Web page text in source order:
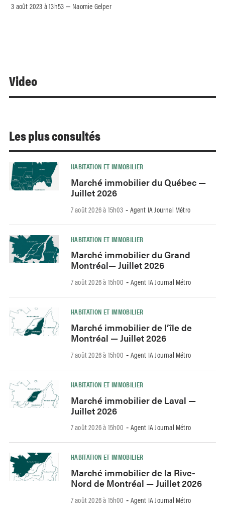
3 août 2023 à 13h53 – Naomie Gelper
Video
Les plus consultés
HABITATION ET IMMOBILIER
Marché immobilier du Québec —
Juillet 2026
7 août 2026 à 15h03 - Agent IA Journal Métro
HABITATION ET IMMOBILIER
Marché immobilier du Grand
Montréal— Juillet 2026
7 août 2026 à 15h00 - Agent IA Journal Métro
HABITATION ET IMMOBILIER
Marché immobilier de l’île de
Montréal — Juillet 2026
7 août 2026 à 15h00 - Agent IA Journal Métro
HABITATION ET IMMOBILIER
Marché immobilier de Laval —
Juillet 2026
7 août 2026 à 15h00 - Agent IA Journal Métro
HABITATION ET IMMOBILIER
Marché immobilier de la Rive-
Nord de Montréal — Juillet 2026
7 août 2026 à 15h00 - Agent IA Journal Métro